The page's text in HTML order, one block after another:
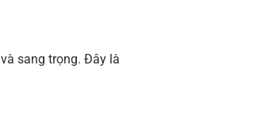
sang trọng. Đây là